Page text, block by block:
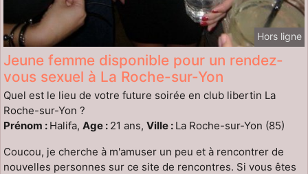
Hors ligne
Jeune femme disponible pour un rendez-
vous sexuel à La Roche-sur-Yon
Quel est le lieu de votre future soirée en club libertin La
Roche-sur-Yon ?
Prénom : Halifa, Age : 21 ans, Ville : La Roche-sur-Yon (85)
Coucou, je cherche à m'amuser un peu et à rencontrer de
nouvelles personnes sur ce site de rencontres. Si vous êtes